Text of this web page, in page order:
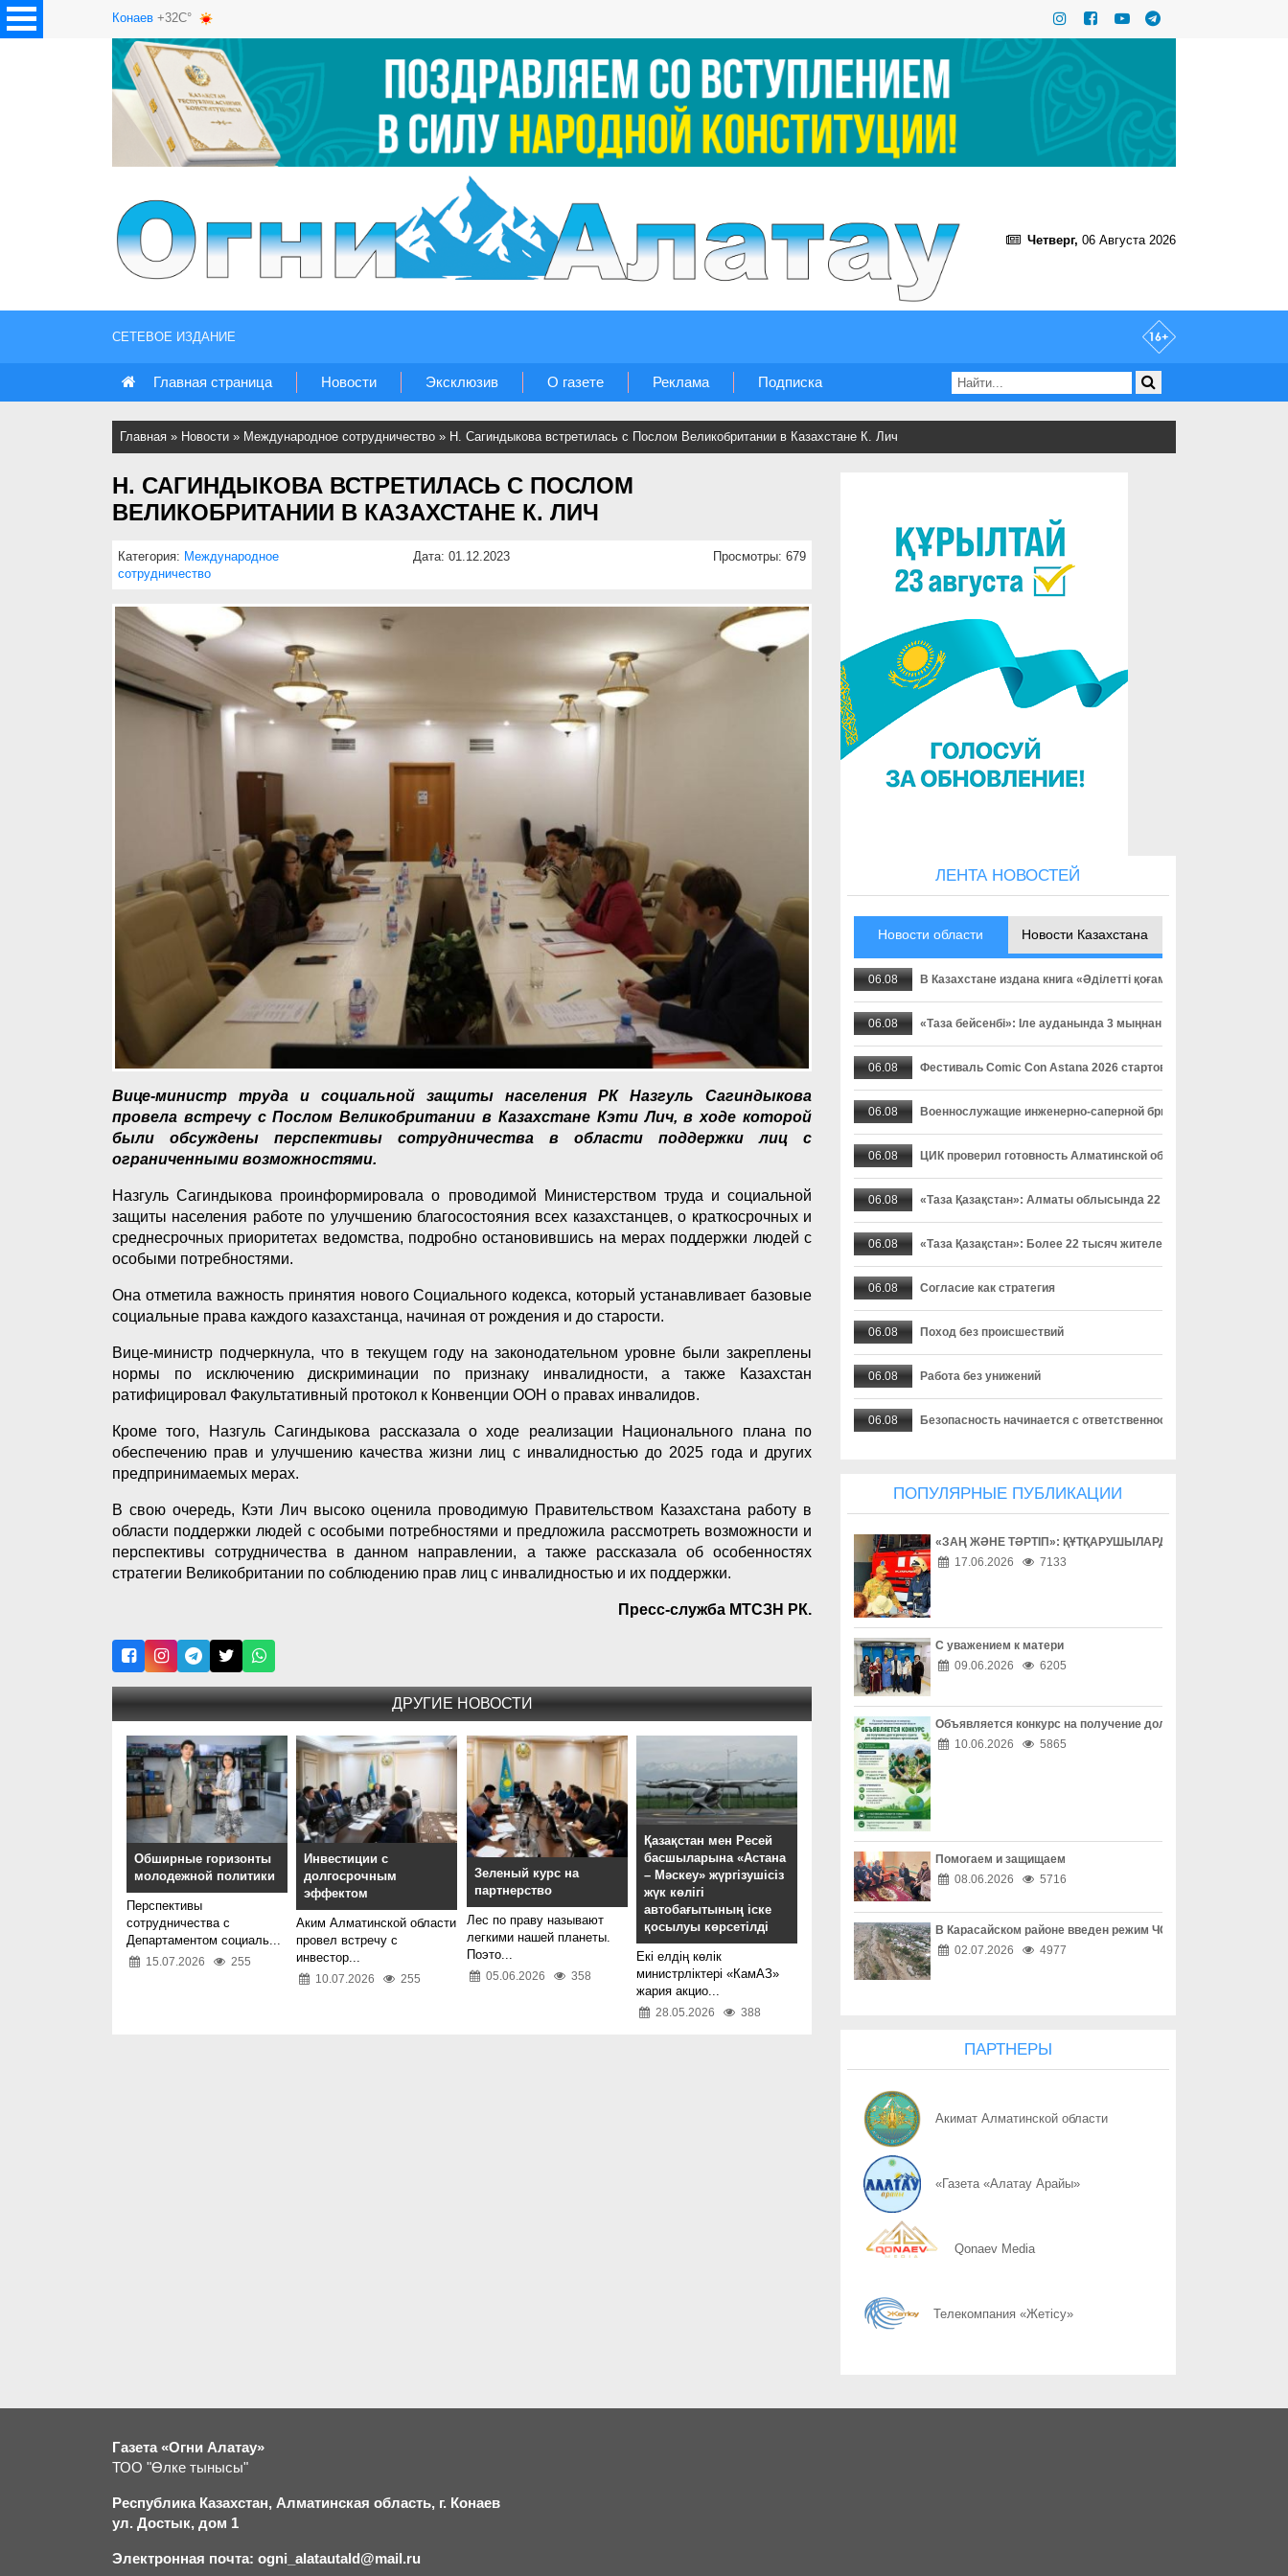
Конаев +32C°
Четверг, 06 Августа 2026
СЕТЕВОЕ ИЗДАНИЕ
Главная страница Новости Эксклюзив О газете Реклама Подписка
Главная » Новости » Международное сотрудничество » Н. Сагиндыкова встретилась с Послом Великобритании в Казахстане К. Лич
Н. САГИНДЫКОВА ВСТРЕТИЛАСЬ С ПОСЛОМ
ВЕЛИКОБРИТАНИИ В КАЗАХСТАНЕ К. ЛИЧ
Категория: Международное
сотрудничество
Дата: 01.12.2023 Просмотры: 679
Вице-министр труда и социальной защиты населения РК Назгуль Сагиндыкова
провела встречу с Послом Великобритании в Казахстане Кэти Лич, в ходе которой
были обсуждены перспективы сотрудничества в области поддержки лиц с
ограниченными возможностями.
Назгуль Сагиндыкова проинформировала о проводимой Министерством труда и социальной
защиты населения работе по улучшению благосостояния всех казахстанцев, о краткосрочных и
среднесрочных приоритетах ведомства, подробно остановившись на мерах поддержки людей с
особыми потребностями.
Она отметила важность принятия нового Социального кодекса, который устанавливает базовые
социальные права каждого казахстанца, начиная от рождения и до старости.
Вице-министр подчеркнула, что в текущем году на законодательном уровне были закреплены
нормы по исключению дискриминации по признаку инвалидности, а также Казахстан
ратифицировал Факультативный протокол к Конвенции ООН о правах инвалидов.
Кроме того, Назгуль Сагиндыкова рассказала о ходе реализации Национального плана по
обеспечению прав и улучшению качества жизни лиц с инвалидностью до 2025 года и других
предпринимаемых мерах.
В свою очередь, Кэти Лич высоко оценила проводимую Правительством Казахстана работу в
области поддержки людей с особыми потребностями и предложила рассмотреть возможности и
перспективы сотрудничества в данном направлении, а также рассказала об особенностях
стратегии Великобритании по соблюдению прав лиц с инвалидностью и их поддержки.
Пресс-служба МТСЗН РК.
ДРУГИЕ НОВОСТИ
Обширные горизонты
молодежной политики
Перспективы
сотрудничества с
Департаментом социаль...
15.07.2026 255
Инвестиции с
долгосрочным
эффектом
Аким Алматинской области
провел встречу с
инвестор...
10.07.2026 255
Зеленый курс на
партнерство
Лес по праву называют
легкими нашей планеты.
Поэто...
05.06.2026 358
Қазақстан мен Ресей
басшыларына «Астана
– Мәскеу» жүргізушісіз
жүк көлігі
автобағытының іске
қосылуы көрсетілді
Екі елдің көлік
министрліктері «КамАЗ»
жария акцио...
28.05.2026 388
ЛЕНТА НОВОСТЕЙ
Новости области Новости Казахстана
06.08 В Казахстане издана книга «Әділетті қоғамға шыншыл сөз»,
06.08 «Таза бейсенбі»: Іле ауданында 3 мыңнан астам адам
06.08 Фестиваль Comic Con Astana 2026 стартовал в столице
06.08 Военнослужащие инженерно-саперной бригады осваивают
06.08 ЦИК проверил готовность Алматинской области к выборам
06.08 «Таза Қазақстан»: Алматы облысында 22 мыңнан астам
06.08 «Таза Қазақстан»: Более 22 тысяч жителей Алматинской
06.08 Согласие как стратегия
06.08 Поход без происшествий
06.08 Работа без унижений
06.08 Безопасность начинается с ответственности
06.08 Борьба с наркоманией выходит на новый уровень
06.08 Наркотическая зависимость разрушает здоровье
06.08 Собственник обязан соблюдать законодательство
06.08 Опасный обгон – риск для каждого
06.08 Перекресток, где победила вежливость
06.08 Право собственности - основа доверия
06.08 Собственность начинается с уважения
06.08 Трезвость - часть профессии
06.08 Дом, где праздник заканчивается бедой
06.08 Поддельный начальник на связи
06.08 Радиоэкологический мониторинг приграничных территорий
06.08
06.08
06.08 Гостеприимство измеряется не количеством тостов
ПОПУЛЯРНЫЕ ПУБЛИКАЦИИ
«ЗАҢ ЖӘНЕ ТӘРТІП»: ҚҰТҚАРУШЫЛАРДЫҢ ЕҢБЕГІМЕН
17.06.2026
7133
С уважением к матери
09.06.2026
6205
Объявляется конкурс на получение долгосрочного гранта
10.06.2026
5865
Помогаем и защищаем
08.06.2026
5716
В Карасайском районе введен режим ЧС местного масштаба
02.07.2026
4977
ПАРТНЕРЫ
Акимат Алматинской области
«Газета «Алатау Арайы»
Qonaev Media
Телекомпания «Жетісу»
Газета «Огни Алатау»
ТОО "Өлке тынысы"
Республика Казахстан, Алматинская область, г. Конаев
ул. Достык, дом 1
Электронная почта: ogni_alatautald@mail.ru